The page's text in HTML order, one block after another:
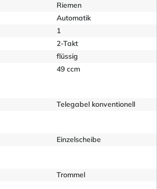
Riemen
Automatik
1
2-Takt
flüssig
49 ccm
Telegabel konventionell
Einzelscheibe
Trommel